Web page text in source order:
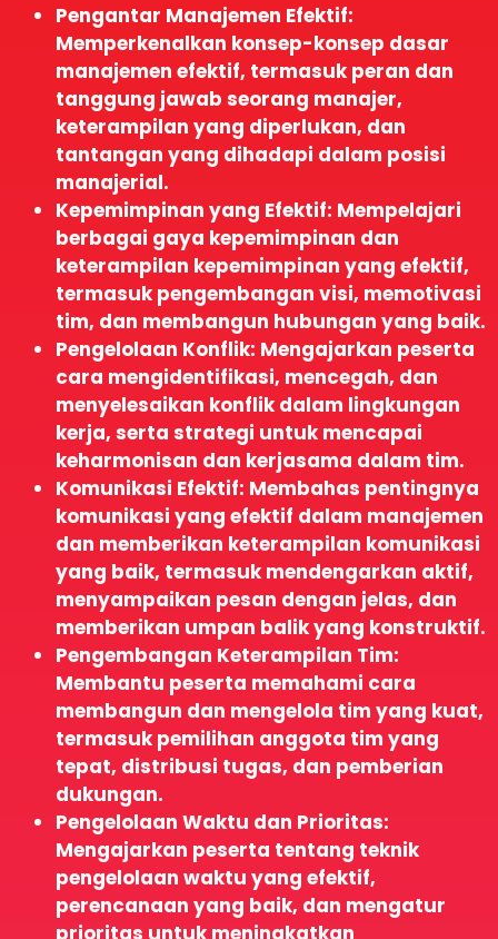
Pengantar Manajemen Efektif:
Memperkenalkan konsep-konsep dasar
manajemen efektif, termasuk peran dan
tanggung jawab seorang manajer,
keterampilan yang diperlukan, dan
tantangan yang dihadapi dalam posisi
manajerial.
Kepemimpinan yang Efektif: Mempelajari
berbagai gaya kepemimpinan dan
keterampilan kepemimpinan yang efektif,
termasuk pengembangan visi, memotivasi
tim, dan membangun hubungan yang baik.
Pengelolaan Konflik: Mengajarkan peserta
cara mengidentifikasi, mencegah, dan
menyelesaikan konflik dalam lingkungan
kerja, serta strategi untuk mencapai
keharmonisan dan kerjasama dalam tim.
Komunikasi Efektif: Membahas pentingnya
komunikasi yang efektif dalam manajemen
dan memberikan keterampilan komunikasi
yang baik, termasuk mendengarkan aktif,
menyampaikan pesan dengan jelas, dan
memberikan umpan balik yang konstruktif.
Pengembangan Keterampilan Tim:
Membantu peserta memahami cara
membangun dan mengelola tim yang kuat,
termasuk pemilihan anggota tim yang
tepat, distribusi tugas, dan pemberian
dukungan.
Pengelolaan Waktu dan Prioritas:
Mengajarkan peserta tentang teknik
pengelolaan waktu yang efektif,
perencanaan yang baik, dan mengatur
prioritas untuk meningkatkan